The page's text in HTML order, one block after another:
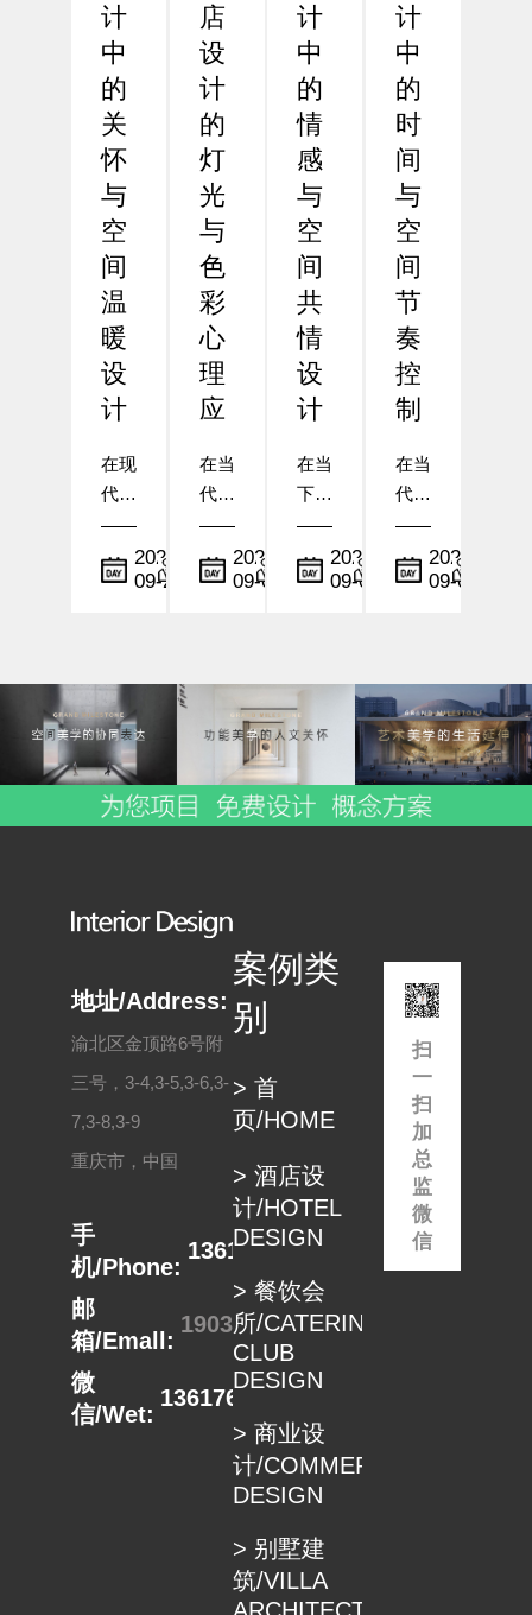
计
中
的
关
怀
与
空
间
温
暖
设
计
在现
代酒
店设
计
中，
形式
与功
能的
结
合，
情感
与文
表
尤其
在...
2025-
09-22
小
编
店
设
计
的
灯
光
与
色
彩
心
理
应
在当
代酒
店设
计
中，
空间
的展
现手
影响
顾客
绪、
行为
与
体...
2025-
09-06
小
编
计
中
的
情
感
与
空
间
共
情
设
计
在当
下的
酒店
设计
行业
空间
能力
正逐
造与
2025-
09-06
小
编
计
中
的
时
间
与
空
间
节
奏
控
制
在当
代酒
店设
计
中，
节奏
控制
不仅
是美
学与
用户
体验
层...
2025-
09-05
地址/Address:
渝北区金顶路6号附
三号，3-4,3-5,3-6,3-
7,3-8,3-9
重庆市，中国
手
机/Phone:
13617680498
邮
箱/Emall:
1903332889@qq.com
微
信/Wet:
13617680498
案例类
别
> 首
页/HOME
> 酒店设
计/HOTEL
DESIGN
> 餐饮会
所/CATERING
CLUB
DESIGN
> 商业设
计/COMMERCIAL
DESIGN
> 别墅建
筑/VILLA
扫
一
扫
加
总
监
微
信